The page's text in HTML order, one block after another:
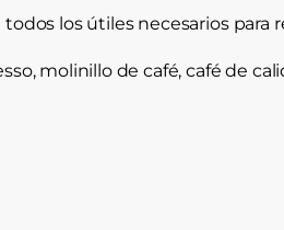
los útiles necesarios para
molinillo de café, café de